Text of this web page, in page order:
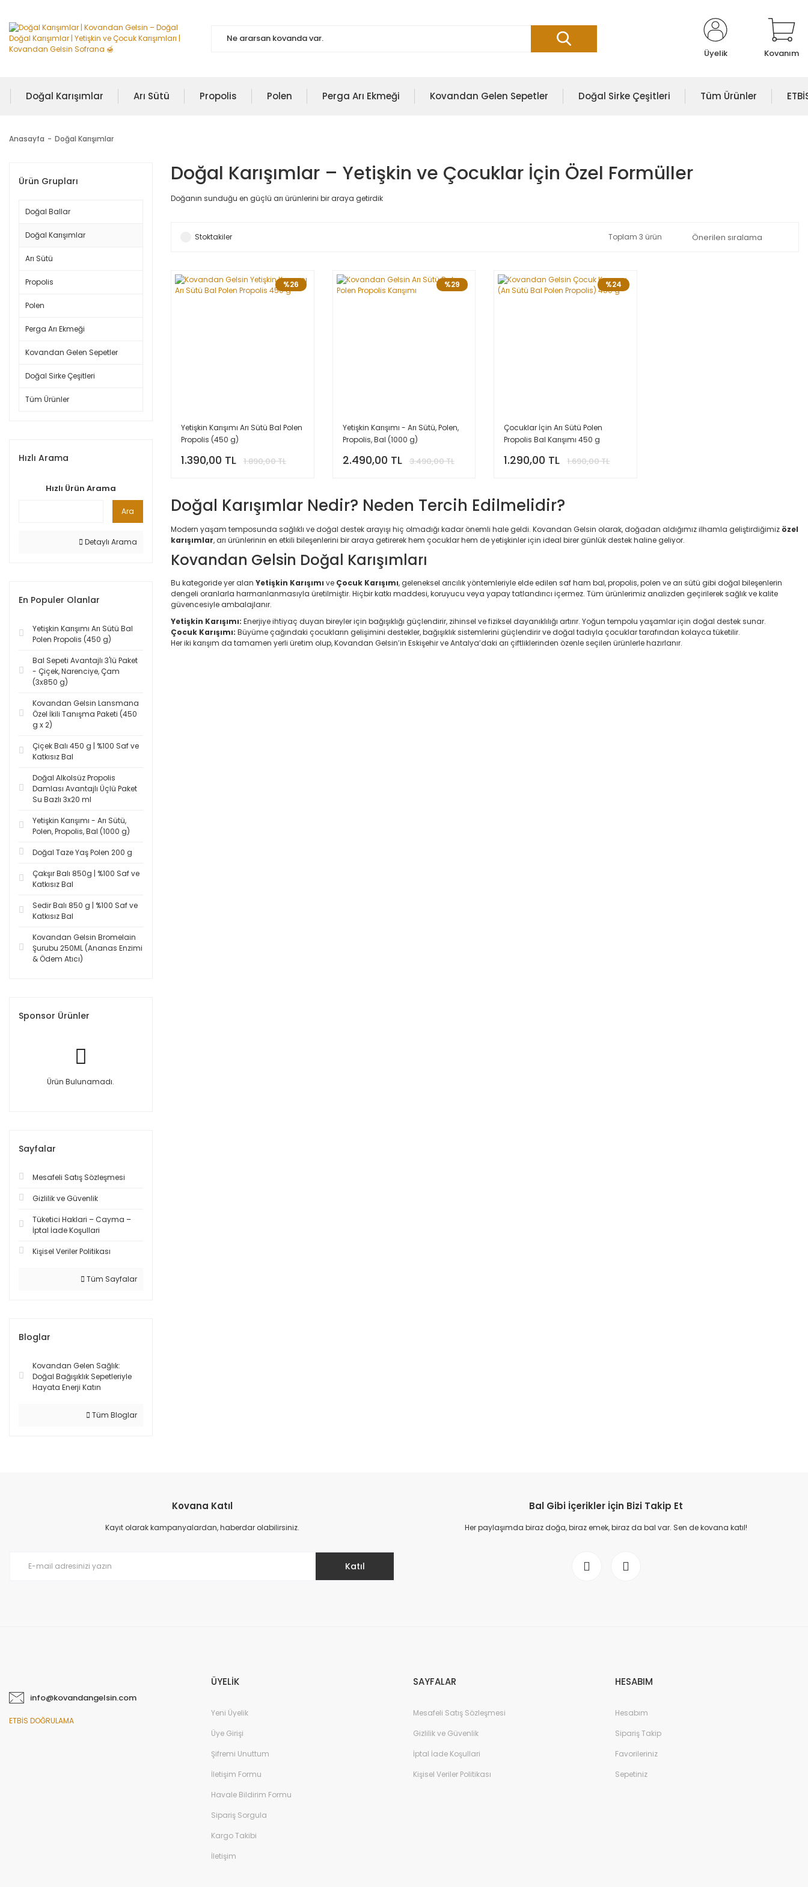
Üyelik Kovanım
Doğal Karışımlar Arı Sütü Propolis Polen Perga Arı Ekmeği Kovandan Gelen Sepetler Doğal Sirke Çeşitleri Tüm Ürünler
Anasayfa Doğal Karışımlar
Ürün Grupları
Doğal Ballar
Doğal Karışımlar
Arı Sütü
Propolis
Polen
Perga Arı Ekmeği
Kovandan Gelen Sepetler
Doğal Sirke Çeşitleri
Tüm Ürünler
Hızlı Arama
Hızlı Ürün Arama
Ara
Detaylı Arama
En Populer Olanlar
Yetişkin Karışımı Arı Sütü Bal
Polen Propolis (450 g)
Bal Sepeti Avantajlı 3'lü Paket
- Çiçek, Narenciye, Çam
(3x850 g)
Kovandan Gelsin Lansmana
Özel İkili Tanışma Paketi (450
g x 2)
Çiçek Balı 450 g | %100 Saf ve
Katkısız Bal
Doğal Alkolsüz Propolis
Damlası Avantajlı Üçlü Paket
Su Bazlı 3x20 ml
Yetişkin Karışımı - Arı Sütü,
Polen, Propolis, Bal (1000 g)
Doğal Taze Yaş Polen 200 g
Çakşır Balı 850g | %100 Saf ve
Katkısız Bal
Sedir Balı 850 g | %100 Saf ve
Katkısız Bal
Kovandan Gelsin Bromelain
Şurubu 250ML (Ananas Enzimi
& Ödem Atıcı)
Sponsor Ürünler
Ürün Bulunamadı.
Sayfalar
Mesafeli Satış Sözleşmesi
Gizlilik ve Güvenlik
Tüketici Haklari – Cayma –
İptal İade Koşullari
Kişisel Veriler Politikası
Tüm Sayfalar
Bloglar
Kovandan Gelen Sağlık:
Doğal Bağışıklık Sepetleriyle
Hayata Enerji Katın
Tüm Bloglar
Doğal Karışımlar – Yetişkin ve Çocuklar İçin Özel Formüller
Doğanın sunduğu en güçlü arı ürünlerini bir araya getirdik
Stoktakiler Toplam 3 ürün
%26
Yetişkin Karışımı Arı Sütü Bal Polen
Propolis (450 g)
1.390,00 TL 1.890,00 TL
%29
Yetişkin Karışımı - Arı Sütü, Polen,
Propolis, Bal (1000 g)
2.490,00 TL 3.490,00 TL
%24
Çocuklar İçin Arı Sütü Polen
Propolis Bal Karışımı 450 g
1.290,00 TL 1.690,00 TL
Doğal Karışımlar Nedir? Neden Tercih Edilmelidir?
Modern yaşam temposunda sağlıklı ve doğal destek arayışı hiç olmadığı kadar önemli hale geldi. Kovandan Gelsin olarak, doğadan aldığımız ilhamla geliştirdiğimiz özel
karışımlar, arı ürünlerinin en etkili bileşenlerini bir araya getirerek hem çocuklar hem de yetişkinler için ideal birer günlük destek haline geliyor.
Kovandan Gelsin Doğal Karışımları
Bu kategoride yer alan Yetişkin Karışımı ve Çocuk Karışımı, geleneksel arıcılık yöntemleriyle elde edilen saf ham bal, propolis, polen ve arı sütü gibi doğal bileşenlerin
dengeli oranlarla harmanlanmasıyla üretilmiştir. Hiçbir katkı maddesi, koruyucu veya yapay tatlandırıcı içermez. Tüm ürünlerimiz analizden geçirilerek sağlık ve kalite
güvencesiyle ambalajlanır.
Yetişkin Karışımı: Enerjiye ihtiyaç duyan bireyler için bağışıklığı güçlendirir, zihinsel ve fiziksel dayanıklılığı artırır. Yoğun tempolu yaşamlar için doğal destek sunar.
Çocuk Karışımı: Büyüme çağındaki çocukların gelişimini destekler, bağışıklık sistemlerini güçlendirir ve doğal tadıyla çocuklar tarafından kolayca tüketilir.
Her iki karışım da tamamen yerli üretim olup, Kovandan Gelsin’in Eskişehir ve Antalya’daki arı çiftliklerinden özenle seçilen ürünlerle hazırlanır.
Kovana Katıl
Kayıt olarak kampanyalardan, haberdar olabilirsiniz.
Katıl
Bal Gibi İçerikler İçin Bizi Takip Et
Her paylaşımda biraz doğa, biraz emek, biraz da bal var. Sen de kovana katıl!
info@kovandangelsin.com
ETBİS DOĞRULAMA
ÜYELİK
Yeni Üyelik
Üye Girişi
Şifremi Unuttum
İletişim Formu
Havale Bildirim Formu
Sipariş Sorgula
Kargo Takibi
İletişim
SAYFALAR
Mesafeli Satış Sözleşmesi
Gizlilik ve Güvenlik
İptal İade Koşullari
Kişisel Veriler Politikası
HESABIM
Hesabım
Sipariş Takip
Favorileriniz
Sepetiniz